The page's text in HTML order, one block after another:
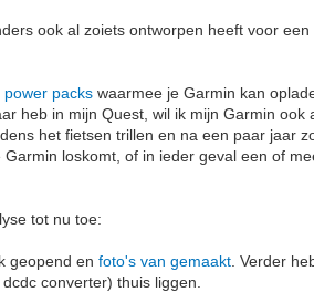
ook al zoiets ontworpen heeft voor
power packs waarmee je Garmin kan
heb in mijn Quest, wil ik mijn Garmin
het fietsen trillen en na een paar jaar
loskomt, of in ieder geval een of
tot nu toe:
geopend en foto's van gemaakt . Verder
converter) thuis liggen.